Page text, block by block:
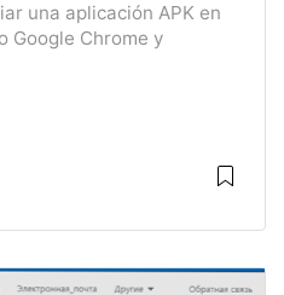
una aplicación APK en
Google Chrome y